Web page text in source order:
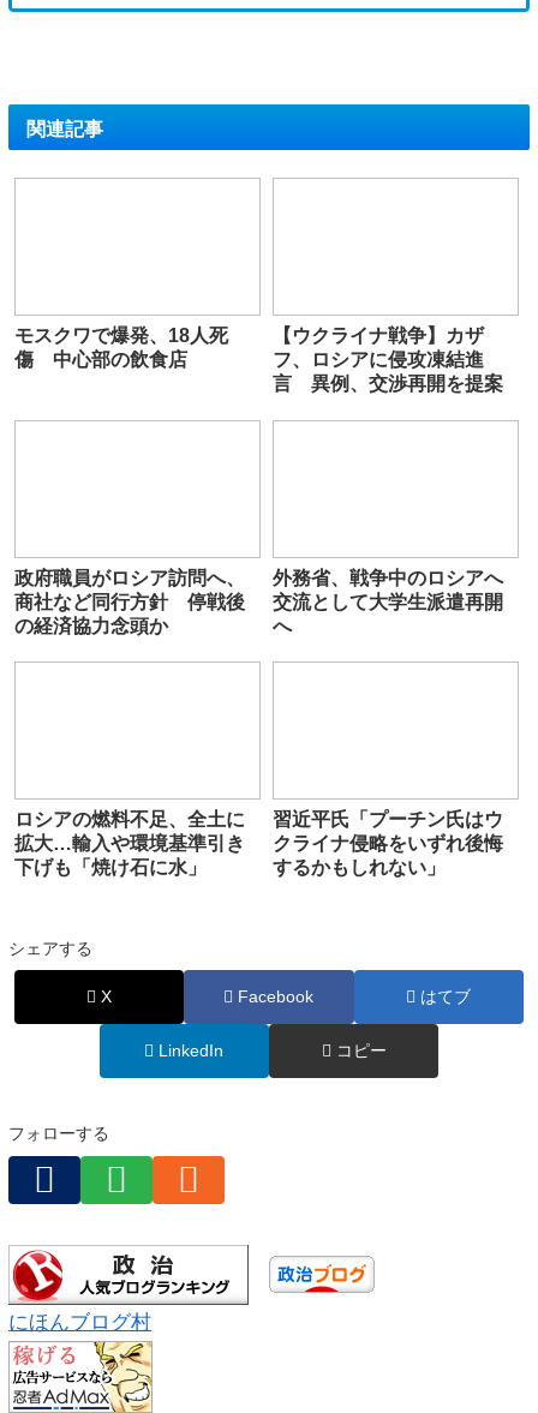
関連記事
モスクワで爆発、18人死
傷 中心部の飲食店
【ウクライナ戦争】カザ
フ、ロシアに侵攻凍結進
言 異例、交渉再開を提案
政府職員がロシア訪問へ、
商社など同行方針 停戦後
の経済協力念頭か
外務省、戦争中のロシアへ
交流として大学生派遣再開
へ
ロシアの燃料不足、全土に
拡大…輸入や環境基準引き
下げも「焼け石に水」
習近平氏「プーチン氏はウ
クライナ侵略をいずれ後悔
するかもしれない」
シェアする
X Facebook はてブ
LinkedIn コピー
フォローする
にほんブログ村